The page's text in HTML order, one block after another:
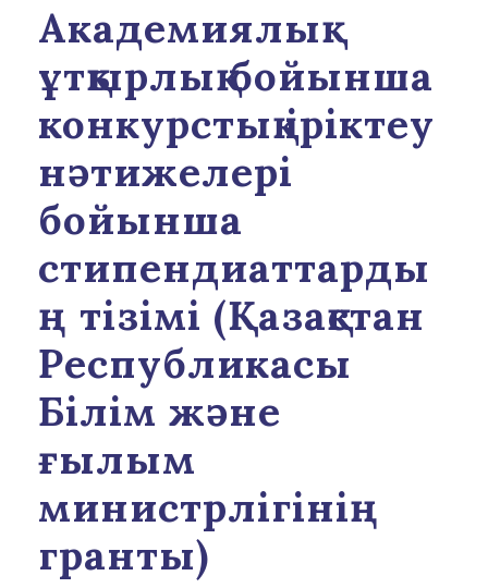
Академиялық
ұтқырлық бойынша
конкурстық іріктеу
нәтижелері
бойынша
стипендиаттарды
ң тізімі (Қазақстан
Республикасы
Білім және
ғылым
министрлігінің
гранты)